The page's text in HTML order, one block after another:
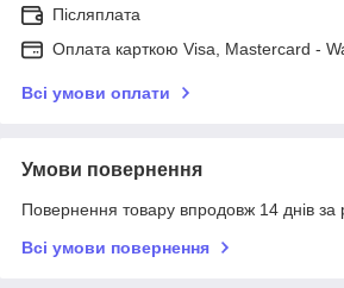
Післяплата
Оплата карткою Visa, Mastercard -
Всі умови оплати
Умови повернення
Повернення товару впродовж 14 днів за
Всі умови повернення